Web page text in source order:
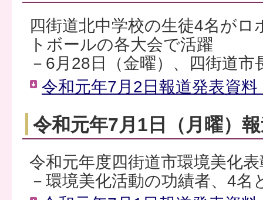
四街道北中学校の生徒4名が
トボールの各大会で活躍
－6月28日（金曜）、四街道
令和元年7月2日報道発表資
令和元年7月1日（月曜）
令和元年度四街道市環境美化
－環境美化活動の功績者、4名